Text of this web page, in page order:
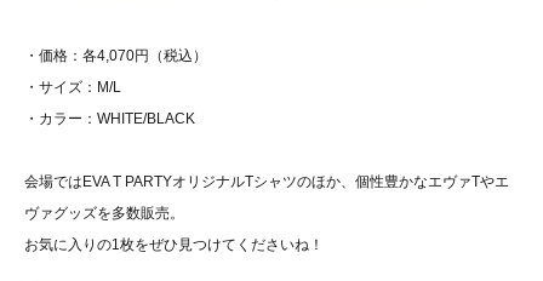
・価格：各4,070円（税込）
・サイズ：M/L
・カラー：WHITE/BLACK
会場ではEVA T PARTYオリジナルTシャツのほか、個性豊かなエヴァTやエ
ヴァグッズを多数販売。
お気に入りの1枚をぜひ見つけてくださいね！